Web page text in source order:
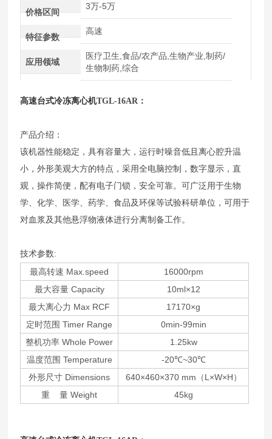
价格区间
3万-5万
特征参数
高速
应用领域
医疗卫生,食品/农产品,生物产业,制药/
生物制药,综合
高速台式冷冻离心机TGL-16AR：
产品介绍：
该机器性能稳定，具有容量大，运行时噪音低且离心腔升温
小，外形美观大方的特点，采用全电脑控制，数字显示，直
观，操作简便，配有电子门锁，安全可靠。可广泛用于生物
学、化学、医学、药学、食品及环保等试验科研单位，可用于
对血浆及其他悬浮物液体进行分离制备工作。
技术参数:
最高转速 Max.speed
16000rpm
最大容量 Capacity
10ml×12
最大离心力 Max RCF
17170×g
定时范围 Timer Range
0min-99min
整机功率 Whole Power
1.25kw
温度范围 Temperature
-20℃~30℃
外形尺寸 Dimensions
640×460×370 mm（L×W×H）
重 量 Weight
45kg